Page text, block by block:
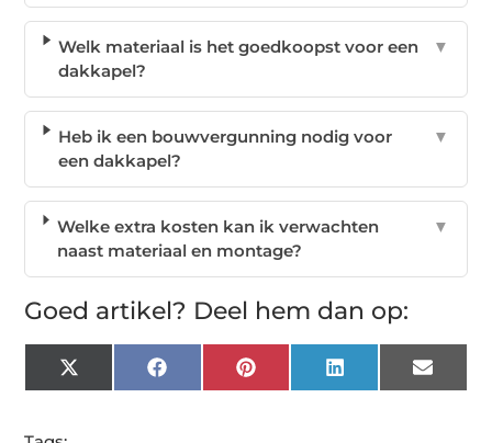
Welk materiaal is het goedkoopst voor een
dakkapel?
▼
Heb ik een bouwvergunning nodig voor
een dakkapel?
▼
Welke extra kosten kan ik verwachten
naast materiaal en montage?
▼
Goed artikel? Deel hem dan op:
X
(Twitter)
FacebookPinterest LinkedIn Email